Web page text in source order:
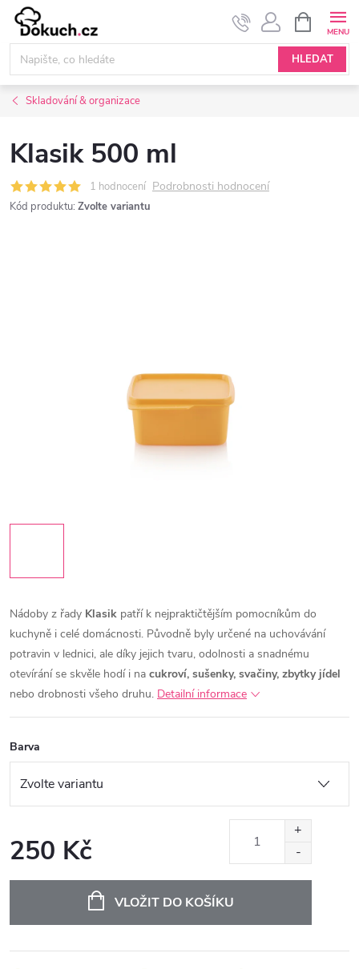
Přejít
obsah
HLEDAT
NÁKUPNÍ
KOŠÍK
Skladování & organizace
Klasik 500 ml
1 hodnocení Podrobnosti hodnocení
Kód produktu: Zvolte variantu
Nádoby z řady Klasik patří k nejpraktičtějším pomocníkům do
kuchyně i celé domácnosti. Původně byly určené na uchovávání
potravin v lednici, ale díky jejich tvaru, odolnosti a snadnému
otevírání se skvěle hodí i na cukroví, sušenky, svačiny, zbytky jídel
nebo drobnosti všeho druhu. Detailní informace
Barva
250 Kč
VLOŽIT DO KOŠÍKU